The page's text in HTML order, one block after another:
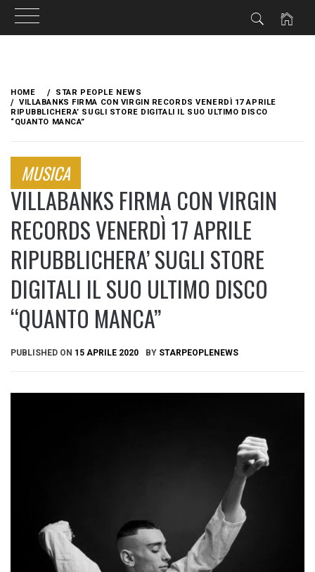
content
HOME
STAR PEOPLE NEWS
VILLABANKS FIRMA CON VIRGIN RECORDS VENERDÌ 17 APRILE
RIPUBBLICHERA’ SUGLI STORE DIGITALI IL SUO ULTIMO DISCO
“QUANTO MANCA”
MUSICA
VILLABANKS FIRMA CON VIRGIN
RECORDS VENERDÌ 17 APRILE
RIPUBBLICHERA’ SUGLI STORE
DIGITALI IL SUO ULTIMO DISCO
“QUANTO MANCA”
PUBLISHED ON 15 APRILE 2020 BY STARPEOPLENEWS